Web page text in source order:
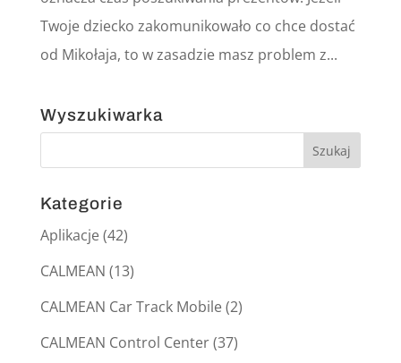
Twoje dziecko zakomunikowało co chce dostać
od Mikołaja, to w zasadzie masz problem z...
Wyszukiwarka
Kategorie
Aplikacje(42)
CALMEAN (13)
CALMEAN Car Track Mobile(2)
CALMEAN Control Center(37)